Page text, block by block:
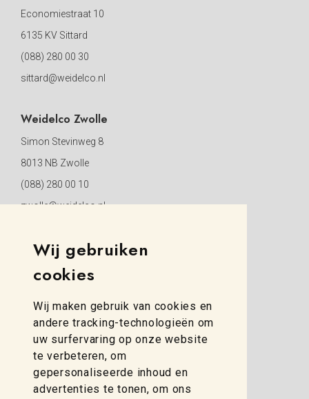
Wij gebruiken
cookies
Wij maken gebruik van cookies en
andere tracking-technologieën om
uw surfervaring op onze website
te verbeteren, om
gepersonaliseerde inhoud en
advertenties te tonen, om ons
Economiestraat 10
6135 KV Sittard
(088) 280 00 30
sittard@weidelco.nl
Weidelco Zwolle
Simon Stevinweg 8
8013 NB Zwolle
(088) 280 00 10
zwolle@weidelco.nl